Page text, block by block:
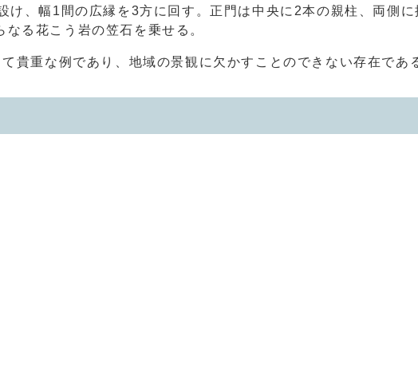
け、幅1間の広縁を3方に回す。正門は中央に2本の親柱、両側
る花こう岩の笠石を乗せる。
貴重な例であり、地域の景観に欠かすことのできない存在であ